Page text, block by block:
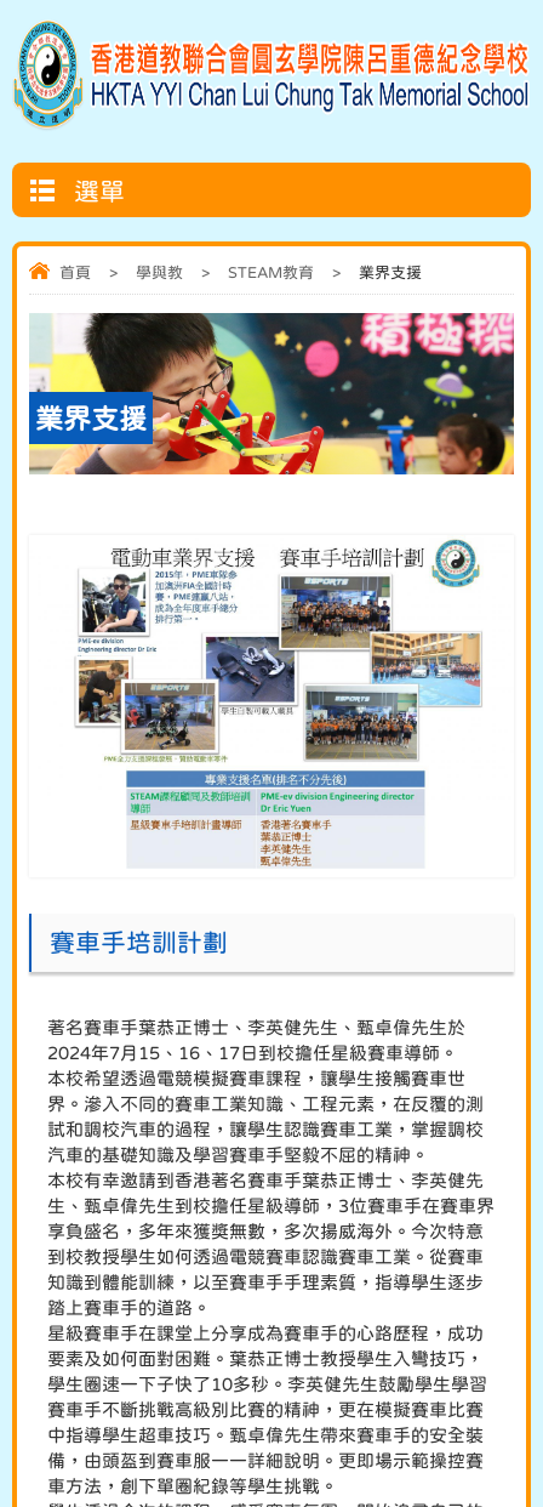
選單
首頁 > 學與教 > STEAM教育 > 業界支援
業界支援
賽車手培訓計劃
著名賽車手葉恭正博士、李英健先生、甄卓偉先生於
2024年7月15、16、17日到校擔任星級賽車導師。
本校希望透過電競模擬賽車課程，讓學生接觸賽車世
界。滲入不同的賽車工業知識、工程元素，在反覆的測
試和調校汽車的過程，讓學生認識賽車工業，掌握調校
汽車的基礎知識及學習賽車手堅毅不屈的精神。
本校有幸邀請到香港著名賽車手葉恭正博士、李英健先
生、甄卓偉先生到校擔任星級導師，3位賽車手在賽車界
享負盛名，多年來獲獎無數，多次揚威海外。今次特意
到校教授學生如何透過電競賽車認識賽車工業。從賽車
知識到體能訓練，以至賽車手手理素質，指導學生逐步
踏上賽車手的道路。
星級賽車手在課堂上分享成為賽車手的心路歷程，成功
要素及如何面對困難。葉恭正博士教授學生入彎技巧，
學生圈速一下子快了10多秒。李英健先生鼓勵學生學習
賽車手不斷挑戰高級別比賽的精神，更在模擬賽車比賽
中指導學生超車技巧。甄卓偉先生帶來賽車手的安全裝
備，由頭盔到賽車服一一詳細說明。更即場示範操控賽
車方法，創下單圈紀錄等學生挑戰。